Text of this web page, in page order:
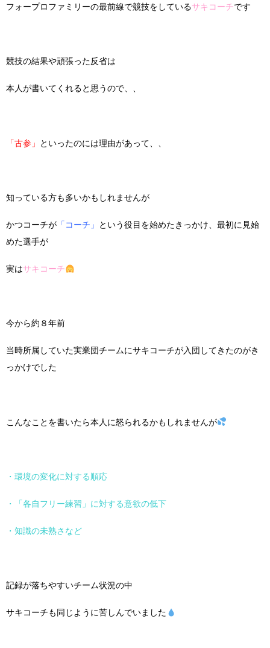
フォープロファミリーの最前線で競技をしているサキコーチです
競技の結果や頑張った反省は
本人が書いてくれると思うので、、
「古参」 といったのには理由があって、、
知っている方も多いかもしれませんが
かつコーチが 「コーチ」
という役目を始めたきっかけ、最初に見始
めた選手が
実はサキコーチ
今から約８年前
当時所属していた実業団チームにサキコーチが入団してきたのがき
っかけでした
こんなことを書いたら本人に怒られるかもしれませんが
・環境の変化に対する順応
・「各自フリー練習」に対する意欲の低下
・知識の未熟さなど
記録が落ちやすいチーム状況の中
サキコーチも同じように苦しんでいました